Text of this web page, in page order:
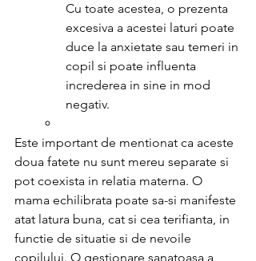
Cu toate acestea, o prezenta
excesiva a acestei laturi poate
duce la anxietate sau temeri in
copil si poate influenta
increderea in sine in mod
negativ.
Este important de mentionat ca aceste
doua fatete nu sunt mereu separate si
pot coexista in relatia materna. O
mama echilibrata poate sa-si manifeste
atat latura buna, cat si cea terifianta, in
functie de situatie si de nevoile
copilului. O gestionare sanatoasa a